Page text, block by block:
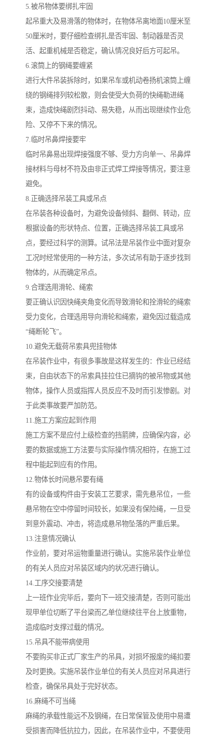
5.被吊物体要绑扎牢固
起吊重大及易滑落的物体时，在物体吊离地面10厘米至
50厘米时，要仔细检查绑扎是否牢固、制动器是否灵
活、起重机械是否稳定，确认情况良好后方可起吊。
6.滚筒上的钢绳要缠紧
进行大件吊装拆除时，如果吊车或机动卷扬机滚筒上缠
绕的钢绳排列较松散，则会使受大负荷的快绳勒进绳
束，造成快绳剧烈抖动、易失稳，从而出现继续作业危
险、又停不下来的情况。
7.临时吊鼻焊接要牢
临时吊鼻易出现焊接强度不够、受力方向单一、吊鼻焊
接材料与母材不符及由非正式焊工焊接等情况，要注意
避免。
8.正确选择吊装工具或吊点
在吊装各种设备时，为避免设备倾斜、翻倒、转动，应
根据设备的形状特点、位置，正确选择吊装工具或吊
点，要经过科学的测算。试吊法是吊装作业中面对复杂
工况时经常使用的一种方法，多次试吊有助于逐步找到
物体的，从而确定吊点。
9.合理选用滑轮、绳索
要正确认识因快绳夹角变化而导致滑轮和拴滑轮的绳索
受力变化，合理选用导向滑轮和绳索，避免因过载造成
“绳断轮飞”。
10.避免无载荷吊索具兜挂物体
在吊装作业中，有很多事故是这样发生的：作业已经结
束，自由状态下的吊索具挂拉住已摘钩的被吊物或其他
物体，操作人员或指挥人员反应不及时而引发惨剧。对
于此类事故要严加防范。
11.施工方案应起到作用
施工方案不是应付上级检查的挡箭牌，应确保内容，必
要的数据或施工方法要与实际操作情况相符，在施工过
程中能起到应有的作用。
12.物体长时间悬吊要有绳
有的设备或构件由于安装工艺要求，需先悬吊位，一些
悬吊物在空中停留时间较长，如果没有保险绳，一旦受
到意外震动、冲击，将造成悬吊物坠落的严重后果。
13.注意情况确认
作业前，要对吊运物重量进行确认。实施吊装作业单位
的有关人员应对吊装区域内的状况进行确认。
14.工序交接要清楚
上一班作业完毕后，要向下一班交接清楚，否则可能出
现甲单位切断了平台梁而乙单位继续往平台上放重物，
造成临时支撑过载的情况。
15.吊具不能带病使用
不要购买非正式厂家生产的吊具，对损坏报废的绳扣要
及时更换。实施吊装作业单位的有关人员应对吊具进行
检查，确保吊具处于完好状态。
16.麻绳不可当绳
麻绳的承载性能远不及钢绳，在日常保管及使用中易遭
受损害而降低抗拉力，因此，在吊装作业中，不要使用